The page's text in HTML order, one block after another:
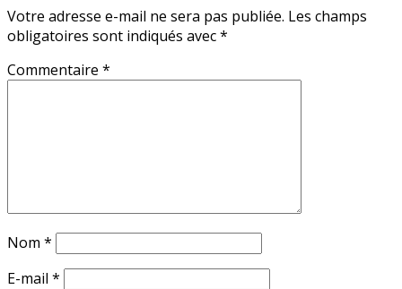
Votre adresse e-mail ne sera pas publiée. Les champs
obligatoires sont indiqués avec*
Commentaire *
Nom *
E-mail *